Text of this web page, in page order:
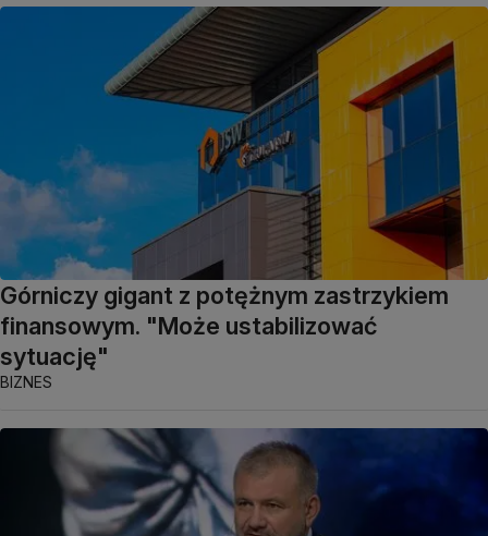
Górniczy gigant z potężnym zastrzykiem
finansowym. "Może ustabilizować
sytuację"
BIZNES